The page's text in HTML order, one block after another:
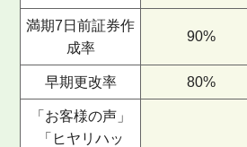
満期7日前証券作
成率
90%
早期更改率 80%
「お客様の声」
「ヒヤリハッ